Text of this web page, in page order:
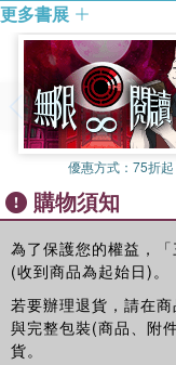
更多書展
優惠方式： 75折起
購物須知
為了保護您的權益，「
(收到商品為起始日)。
若要辦理退貨，請在
與完整包裝(商品、附
貨。